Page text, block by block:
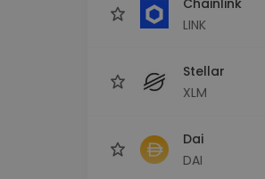
LINK
Stellar
XLM
Dai
DAI